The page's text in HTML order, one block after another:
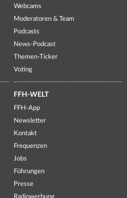
Webcams
Moderatoren & Team
Podcasts
News-Podcast
Themen-Ticker
Voting
FFH-WELT
FFH-App
Newsletter
Kontakt
Frequenzen
Jobs
Führungen
Presse
Radiowerbung